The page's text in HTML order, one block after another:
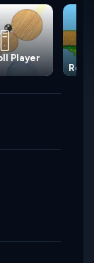
Player